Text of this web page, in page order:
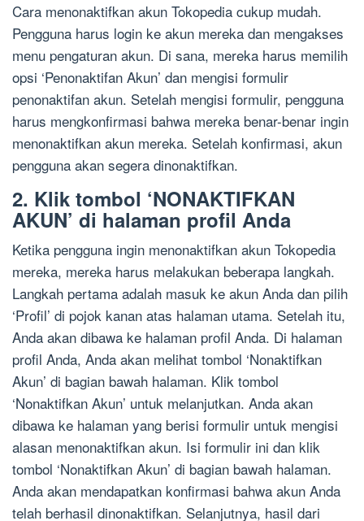
Cara menonaktifkan akun Tokopedia cukup mudah.
Pengguna harus login ke akun mereka dan mengakses
menu pengaturan akun. Di sana, mereka harus memilih
opsi ‘Penonaktifan Akun’ dan mengisi formulir
penonaktifan akun. Setelah mengisi formulir, pengguna
harus mengkonfirmasi bahwa mereka benar-benar ingin
menonaktifkan akun mereka. Setelah konfirmasi, akun
pengguna akan segera dinonaktifkan.
2. Klik tombol ‘NONAKTIFKAN
AKUN’ di halaman profil Anda
Ketika pengguna ingin menonaktifkan akun Tokopedia
mereka, mereka harus melakukan beberapa langkah.
Langkah pertama adalah masuk ke akun Anda dan pilih
‘Profil’ di pojok kanan atas halaman utama. Setelah itu,
Anda akan dibawa ke halaman profil Anda. Di halaman
profil Anda, Anda akan melihat tombol ‘Nonaktifkan
Akun’ di bagian bawah halaman. Klik tombol
‘Nonaktifkan Akun’ untuk melanjutkan. Anda akan
dibawa ke halaman yang berisi formulir untuk mengisi
alasan menonaktifkan akun. Isi formulir ini dan klik
tombol ‘Nonaktifkan Akun’ di bagian bawah halaman.
Anda akan mendapatkan konfirmasi bahwa akun Anda
telah berhasil dinonaktifkan. Selanjutnya, hasil dari